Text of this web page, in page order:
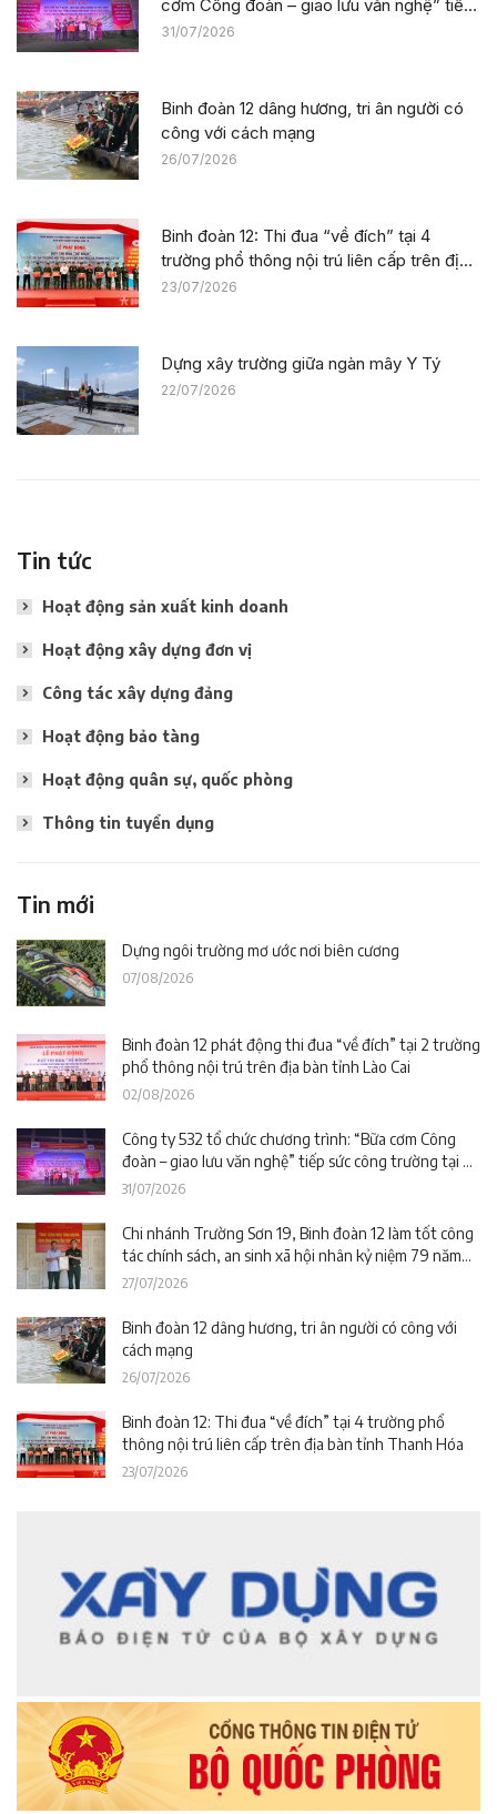
cơm Công đoàn – giao lưu văn nghệ” tiếp
sức công trường tại dự án Trường phổ
31/07/2026
Binh đoàn 12 dâng hương, tri ân người có
công với cách mạng
26/07/2026
Binh đoàn 12: Thi đua “về đích” tại 4
trường phổ thông nội trú liên cấp trên địa
bàn tỉnh Thanh Hóa
23/07/2026
Dựng xây trường giữa ngàn mây Y Tý
22/07/2026
Tin tức
Hoạt động sản xuất kinh doanh
Hoạt động xây dựng đơn vị
Công tác xây dựng đảng
Hoạt động bảo tàng
Hoạt động quân sự, quốc phòng
Thông tin tuyển dụng
Tin mới
Dựng ngôi trường mơ ước nơi biên cương
07/08/2026
Binh đoàn 12 phát động thi đua “về đích” tại 2 trường
phổ thông nội trú trên địa bàn tỉnh Lào Cai
02/08/2026
Công ty 532 tổ chức chương trình: “Bữa cơm Công
đoàn – giao lưu văn nghệ” tiếp sức công trường tại dự
án Trường phổ thông nội trú liên cấp La Êê (TP. Đà
31/07/2026
Chi nhánh Trường Sơn 19, Binh đoàn 12 làm tốt công
tác chính sách, an sinh xã hội nhân kỷ niệm 79 năm
Ngày Thương binh – Liệt sĩ
27/07/2026
Binh đoàn 12 dâng hương, tri ân người có công với
cách mạng
26/07/2026
Binh đoàn 12: Thi đua “về đích” tại 4 trường phổ
thông nội trú liên cấp trên địa bàn tỉnh Thanh Hóa
23/07/2026